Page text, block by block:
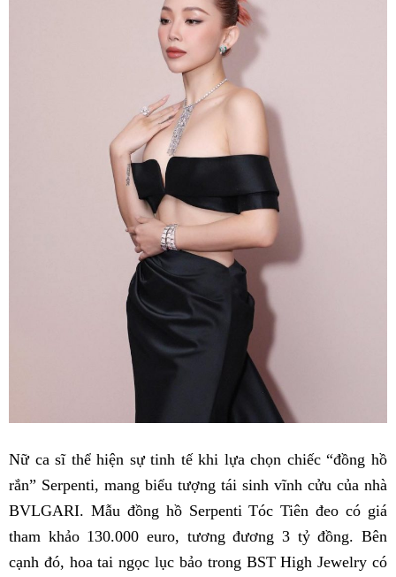
Nữ ca sĩ thể hiện sự tinh tế khi lựa chọn chiếc “đồng hồ
rắn” Serpenti, mang biểu tượng tái sinh vĩnh cửu của nhà
BVLGARI. Mẫu đồng hồ Serpenti Tóc Tiên đeo có giá
tham khảo 130.000 euro, tương đương 3 tỷ đồng. Bên
cạnh đó, hoa tai ngọc lục bảo trong BST High Jewelry có